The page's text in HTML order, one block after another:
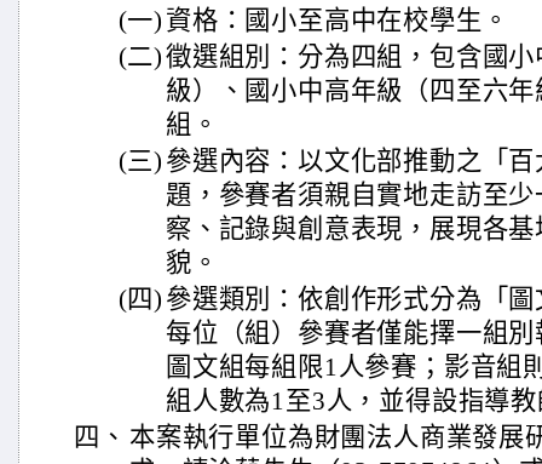
(一) 資格：國小至高中在校學生。
(二)徵選組別：分為四組，包含國
級）、國小中高年級（四至六
組。
(三) 參選內容：以文化部推動之「
題，參賽者須親自實地走訪至
察、記錄與創意表現，展現各
貌。
(四) 參選類別：依創作形式分為「
每位（組）參賽者僅能擇一組
圖文組每組限1人參賽；影音組
組人數為1至3人，並得設指導
四、 本案執行單位為財團法人商業發展